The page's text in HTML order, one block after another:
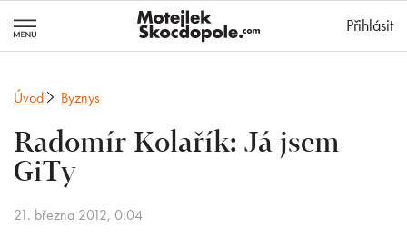
Přihlásit
Úvod Byznys
Radomír Kolařík: Já jsem
GiTy
21. března 2012, 0:04